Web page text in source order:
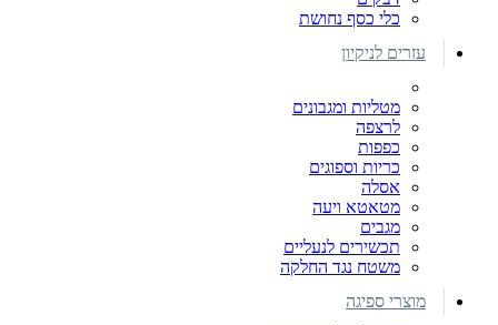
כלי כסף נחושת
עזרים לניקיון
מטליות ומגבונים
לרצפה
כפפות
כריות וספוגים
אסלה
מטאטא ויעה
מגבים
תכשירים לנעליים
משטח נגד החלקה
מוצרי ספיגה